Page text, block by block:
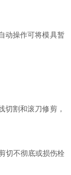
操作可将模具暂
割和滚刀修剪，
不彻底或损伤栓